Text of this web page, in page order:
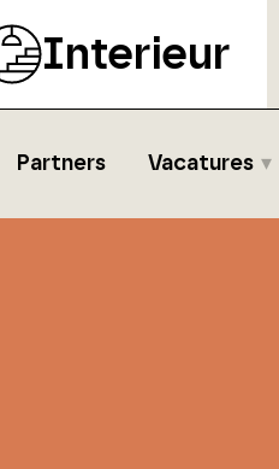
Interieur
Partners Vacatures